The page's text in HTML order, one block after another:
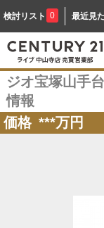
検討リスト 0 最近見
ジオ宝塚山手
情報
価格 ***万円